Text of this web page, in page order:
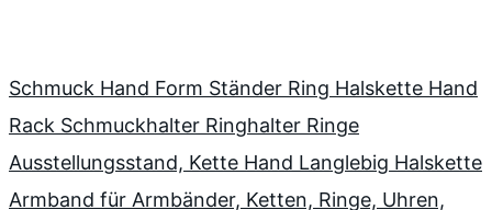
Schmuck Hand Form Ständer Ring Halskette Hand
Rack Schmuckhalter Ringhalter Ringe
Ausstellungsstand, Kette Hand Langlebig Halskette
Armband für Armbänder, Ketten, Ringe, Uhren,